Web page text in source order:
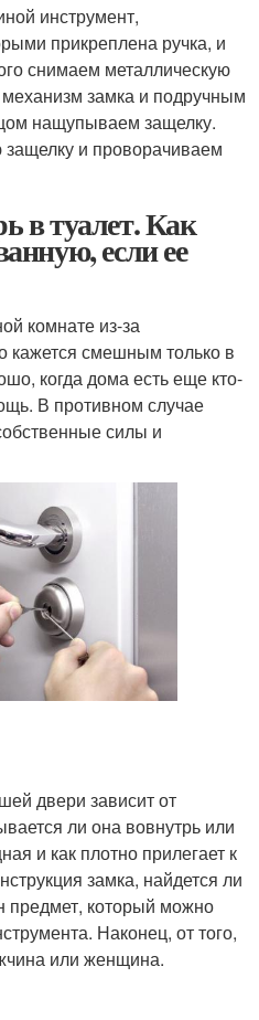
инструмент,
прикреплена ручка, и
снимаем металлическую
замка и подручным
нащупываем защелку.
и проворачиваем
в туалет. Как
если ее
комнате из-за
кажется смешным только в
когда дома есть еще кто-
В противном случае
силы и
двери зависит от
ли она вовнутрь или
и как плотно прилегает к
замка, найдется ли
предмет, который можно
Наконец, от того,
или женщина.